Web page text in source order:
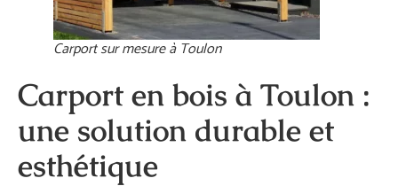
Carport sur mesure à Toulon
Carport en bois à Toulon :
une solution durable et
esthétique